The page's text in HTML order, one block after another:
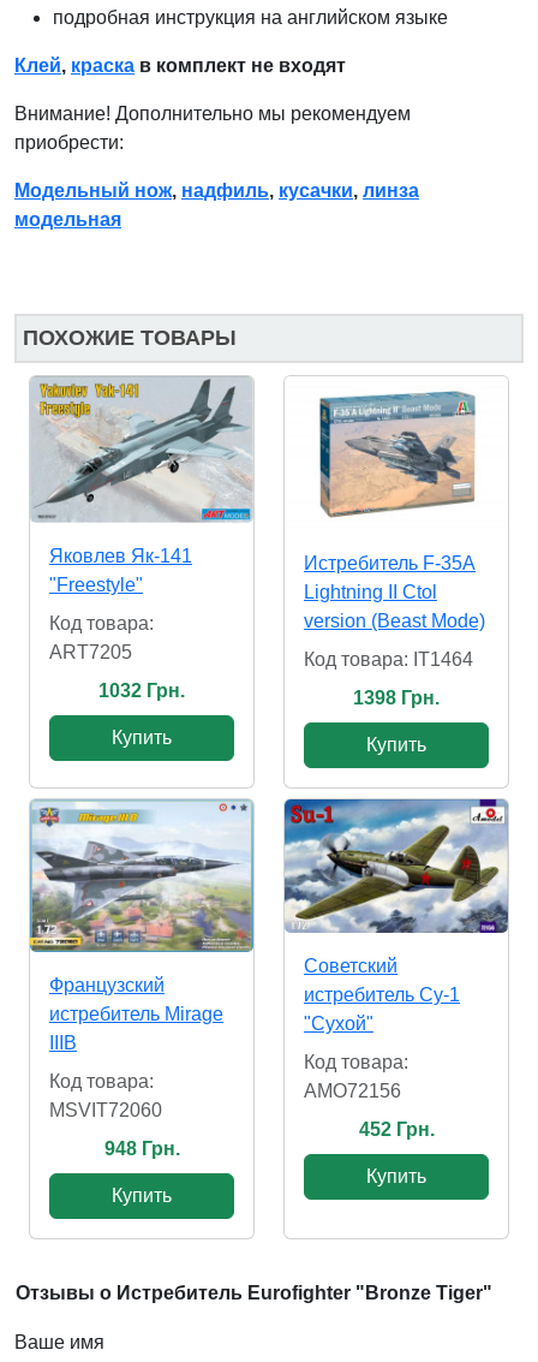
подробная инструкция на английском языке
Клей, краска в комплект не входят
Внимание! Дополнительно мы рекомендуем
приобрести:
Модельный нож, надфиль, кусачки, линза
модельная
ПОХОЖИЕ ТОВАРЫ
Яковлев Як-141
"Freestyle"
Код товара:
ART7205
1032 Грн.
Купить
Истребитель F-35A
Lightning II Ctol
version (Beast Mode)
Код товара: IT1464
1398 Грн.
Купить
Французский
истребитель Mirage
IIIB
Код товара:
MSVIT72060
948 Грн.
Купить
Советский
истребитель Су-1
"Сухой"
Код товара:
AMO72156
452 Грн.
Купить
Отзывы о Истребитель Eurofighter "Bronze Tiger"
Ваше имя